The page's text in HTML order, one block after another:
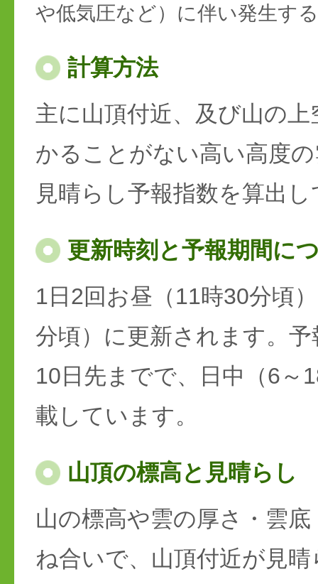
や低気圧など）に伴い発生す
計算方法
主に山頂付近、及び山の
かることがない高い高度
見晴らし予報指数を算出
更新時刻と予報期間に
1日2回お昼（11時30分頃
分頃）に更新されます。
10日先までで、日中（6～
載しています。
山頂の標高と見晴らし
山の標高や雲の厚さ・雲
ね合いで、山頂付近が見